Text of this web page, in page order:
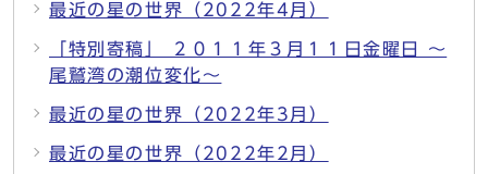
最近の星の世界（2022年4月）
「特別寄稿」 ２０１１年３月１１日金曜日 ～
尾鷲湾の潮位変化～
最近の星の世界（2022年3月）
最近の星の世界（2022年2月）